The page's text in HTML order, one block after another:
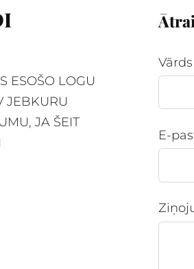
ESOŠO LOGU
JEBKURU
JA ŠEIT
Vārds
E-